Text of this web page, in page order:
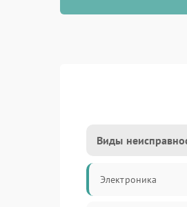
Виды
Электроника